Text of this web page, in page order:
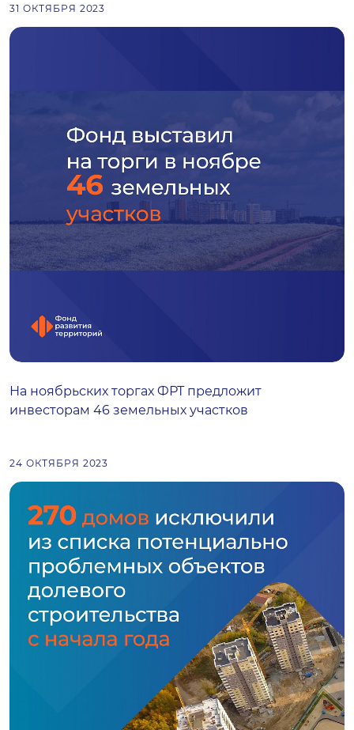
31 ОКТЯБРЯ 2023
На ноябрьских торгах ФРТ предложит
инвесторам 46 земельных участков
24 ОКТЯБРЯ 2023